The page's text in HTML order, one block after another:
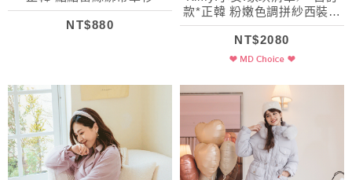
NT$880
款*正韓 粉嫩色調拼紗西裝風
衣(附腰帶)
NT$2080